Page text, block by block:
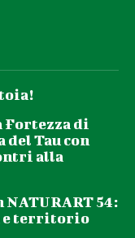
di
del Tau con
alla
54:
e territorio